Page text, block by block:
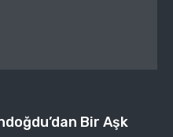
Bir Aşk